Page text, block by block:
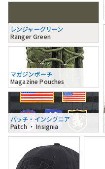
レンジャーグリーン
Ranger Green
マガジンポーチ
Magazine Pouches
パッチ・インシグニア
Patch ・ Insignia